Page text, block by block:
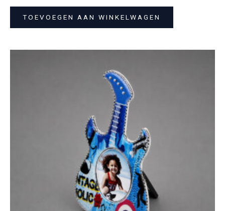
TOEVOEGEN AAN WINKELWAGEN